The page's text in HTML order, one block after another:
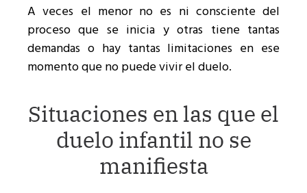
A veces el menor no es ni consciente del
proceso que se inicia y otras tiene tantas
demandas o hay tantas limitaciones en ese
momento que no puede vivir el duelo.
Situaciones en las que el
duelo infantil no se
manifiesta